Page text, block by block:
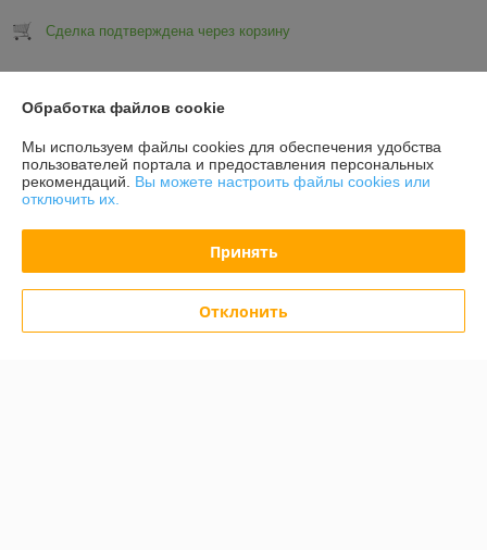
Сделка подтверждена через корзину
О нас
Контакты
Обработка файлов cookie
Мы используем файлы cookies для обеспечения удобства
пользователей портала и предоставления персональных
рекомендаций. Вы можете настроить файлы cookies или
отключить их.
Принять
Отклонить